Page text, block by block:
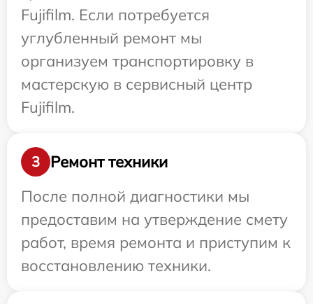
Fujifilm. Если потребуется
углубленный ремонт мы
организуем транспортировку в
мастерскую в сервисный центр
Fujifilm.
3
Ремонт техники
После полной диагностики мы
предоставим на утверждение смету
работ, время ремонта и приступим к
восстановлению техники.